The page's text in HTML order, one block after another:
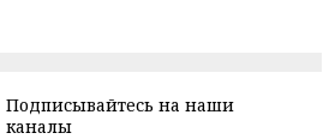
Подписывайтесь на наши
каналы